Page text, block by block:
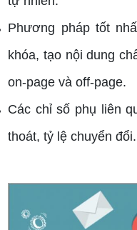
Phương pháp tốt
khóa, tạo nội dung
on-page và off-page.
Các chỉ số phụ liên
thoát, tỷ lệ chuyển đổi.